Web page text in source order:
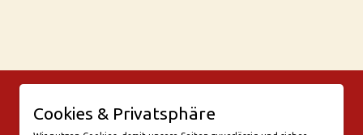
Friesenwall 58
Cookies & Privatsphäre